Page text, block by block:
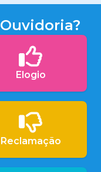
Elogio
Reclamação